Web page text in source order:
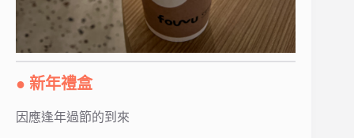
● 新年禮盒
因應逢年過節的到來